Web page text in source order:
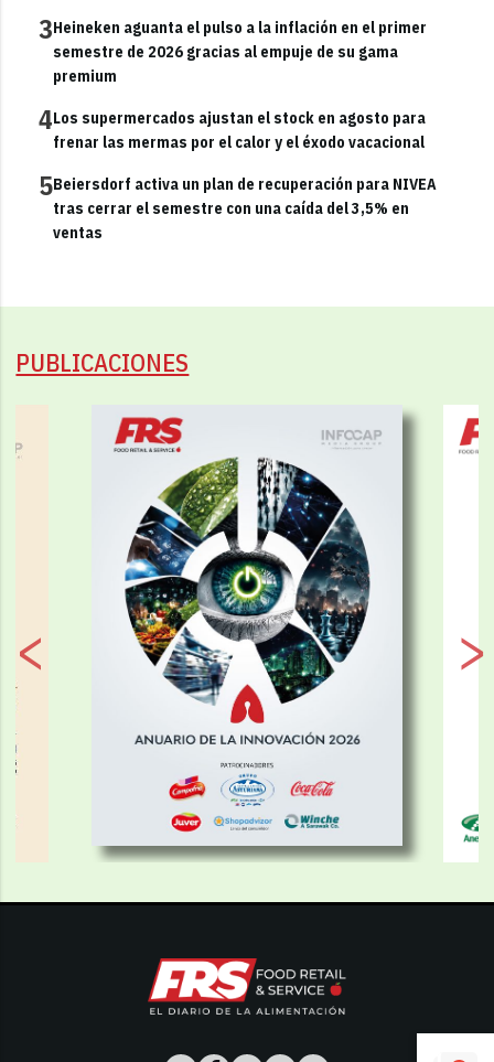
3Heineken aguanta el pulso a la inflación en el primer
semestre de 2026 gracias al empuje de su gama
premium
4Los supermercados ajustan el stock en agosto para
frenar las mermas por el calor y el éxodo vacacional
5Beiersdorf activa un plan de recuperación para NIVEA
tras cerrar el semestre con una caída del 3,5% en
ventas
PUBLICACIONES